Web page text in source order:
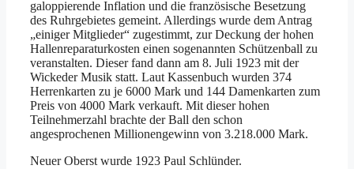
galoppierende Inflation und die französische Besetzung
des Ruhrgebietes gemeint. Allerdings wurde dem Antrag
„einiger Mitglieder“ zugestimmt, zur Deckung der hohen
Hallenreparaturkosten einen sogenannten Schützenball zu
veranstalten. Dieser fand dann am 8. Juli 1923 mit der
Wickeder Musik statt. Laut Kassenbuch wurden 374
Herrenkarten zu je 6000 Mark und 144 Damenkarten zum
Preis von 4000 Mark verkauft. Mit dieser hohen
Teilnehmerzahl brachte der Ball den schon
angesprochenen Millionengewinn von 3.218.000 Mark.
Neuer Oberst wurde 1923 Paul Schlünder.